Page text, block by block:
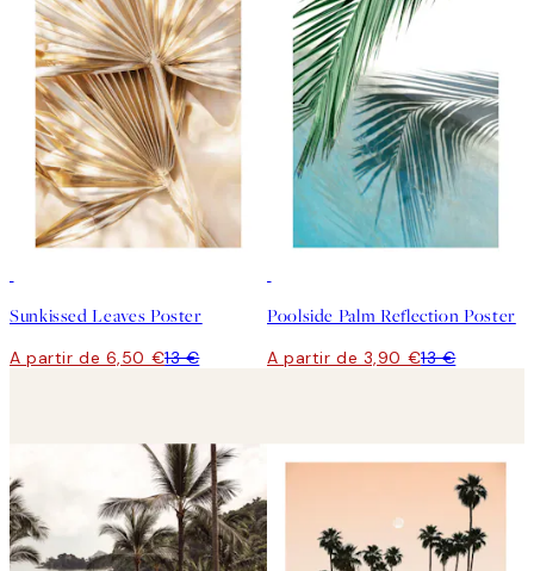
Sunkissed Leaves Poster
A partir de 6,50 €13 €
Poolside Palm Reflection Poster
A partir de 3,90 €13 €